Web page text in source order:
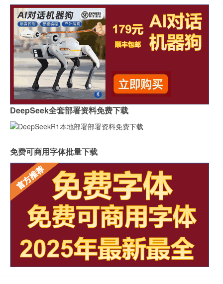
DeepSeek全套部署资料免费下载
免费可商用字体批量下载